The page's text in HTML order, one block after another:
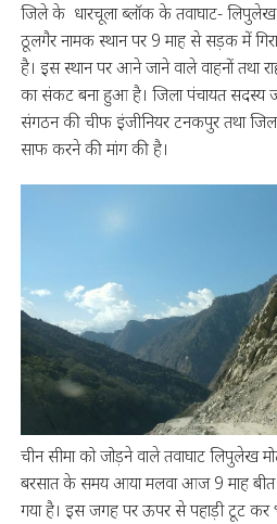
जिले के धारचूला ब्लॉक के तवाघाट- लिपुलेख
ठूलगैर नामक स्थान पर 9 माह से सड़क में
है। इस स्थान पर आने जाने वाले वाहनों तथा
का संकट बना हुआ है। जिला पंचायत सदस्य
संगठन की चीफ इंजीनियर टनकपुर तथा
साफ करने की मांग की है।
चीन सीमा को जोड़ने वाले तवाघाट लिपुलेख
बरसात के समय आया मलवा आज 9 माह बीत
गया है। इस जगह पर ऊपर से पहाड़ी टूट कर